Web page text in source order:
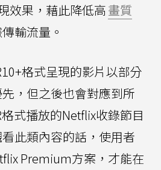
效果，藉此降低高畫質
輸流量。
格式呈現的影片以部分
，但之後也會對應到所
式播放的Netflix收錄節目
此類內容的話，使用者
Premium方案，才能在